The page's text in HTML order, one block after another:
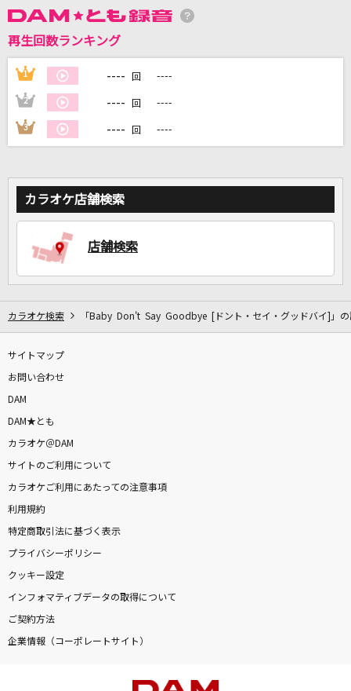
カラオケをもっと楽しもう！
自宅でカラオケ歌い放題！
家族や友達と一緒に！練習にも！
再生回数ランキング
1 ---- 回 ----
2 ---- 回 ----
3 ---- 回 ----
カラオケ店舗検索
店舗検索
カラオケ検索 「Baby Don't Say Goodbye [ドント・セイ・グッドバイ]」の
サイトマップ
お問い合わせ
DAM
DAM★とも
カラオケ＠DAM
サイトのご利用について
カラオケご利用にあたっての注意事項
利用規約
特定商取引法に基づく表示
プライバシーポリシー
クッキー設定
インフォマティブデータの取得について
ご契約方法
企業情報（コーポレートサイト）